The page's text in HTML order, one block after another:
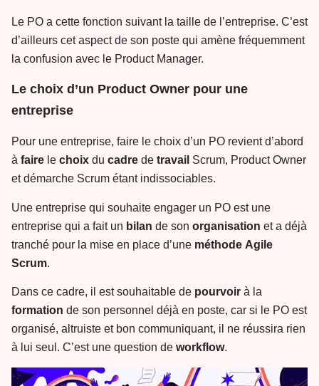
Le PO a cette fonction suivant la taille de l’entreprise. C’est
d’ailleurs cet aspect de son poste qui amène fréquemment
la confusion avec le Product Manager.
Le choix d’un Product Owner pour une
entreprise
Pour une entreprise, faire le choix d’un PO revient d’abord
à faire le choix du cadre de travail Scrum, Product Owner
et démarche Scrum étant indissociables.
Une entreprise qui souhaite engager un PO est une
entreprise qui a fait un bilan de son organisation et a déjà
tranché pour la mise en place d’une méthode Agile
Scrum.
Dans ce cadre, il est souhaitable de pourvoir à la
formation de son personnel déjà en poste, car si le PO est
organisé, altruiste et bon communiquant, il ne réussira rien
à lui seul. C’est une question de workflow.